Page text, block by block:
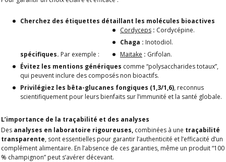
Cherchez des étiquettes détaillant les molécules bioactives
spécifiques. Par exemple :
Cordyceps : Cordycépine.
Chaga : Inotodiol.
Maitake : Grifolan.
Évitez les mentions génériques comme “polysaccharides totaux”,
qui peuvent inclure des composés non bioactifs.
Privilégiez les bêta-glucanes fongiques (1,3/1,6), reconnus
scientifiquement pour leurs bienfaits sur l’immunité et la santé globale.
L’importance de la traçabilité et des analyses
Des analyses en laboratoire rigoureuses, combinées à une traçabilité
transparente, sont essentielles pour garantir l’authenticité et l’efficacité d’un
complément alimentaire. En l’absence de ces garanties, même un produit “100
% champignon” peut s’avérer décevant.